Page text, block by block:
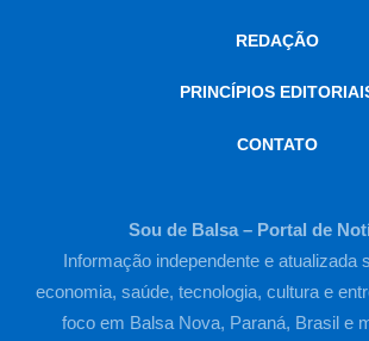
REDAÇÃO
PRINCÍPIOS
CONTATO
Sou de Balsa – Portal de
Informação independente e atualizada
economia, saúde, tecnologia, cultura e
foco em Balsa Nova, Paraná, Brasil e